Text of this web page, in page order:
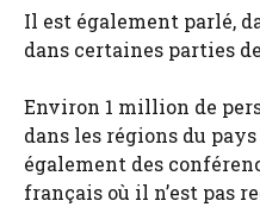
Il est également parlé,
dans certaines parties
Environ 1 million de
dans les régions du
également des
français où il n’est pas